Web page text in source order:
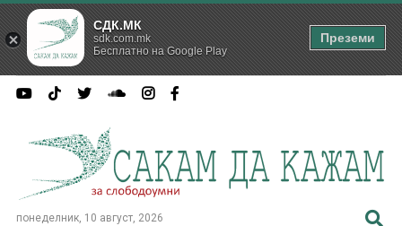
понеделник, 10 август, 2026
СДК.МК
sdk.com.mk
Бесплатно на Google Play
Преземи